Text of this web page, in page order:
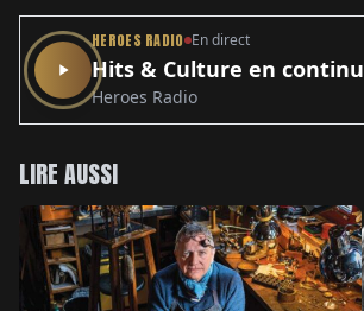
HEROES RADIO En direct
Hits & Culture en continu
Heroes Radio
LIRE AUSSI